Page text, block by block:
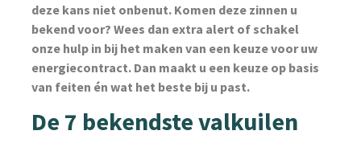
deze kans niet onbenut. Komen deze zinnen u
bekend voor? Wees dan extra alert of schakel
onze hulp in bij het maken van een keuze voor uw
energiecontract. Dan maakt u een keuze op basis
van feiten én wat het beste bij u past.
De 7 bekendste valkuilen